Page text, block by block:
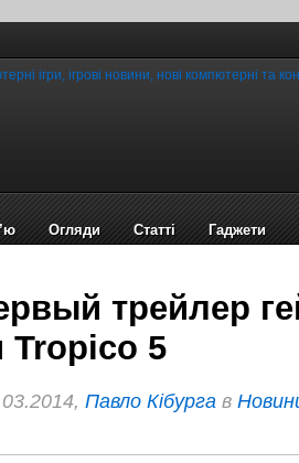
Огляди Статті Гаджети
трейлер
Tropico 5
Павло Кібурга в